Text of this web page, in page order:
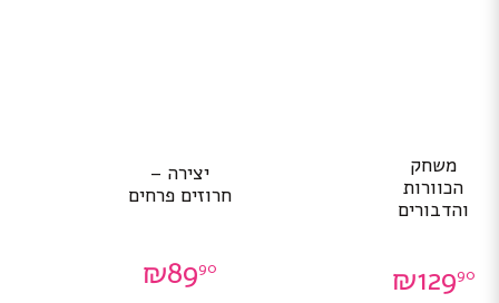
משחק
הכוורות
והדבורים
₪12990
יצירה –
חרוזים פרחים
₪8990